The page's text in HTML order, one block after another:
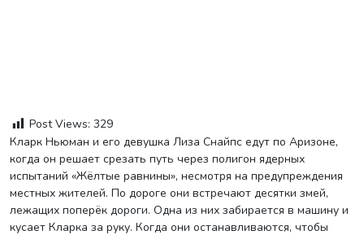
Post Views: 329
Кларк Ньюман и его девушка Лиза Снайпс едут по Аризоне,
когда он решает срезать путь через полигон ядерных
испытаний «Жёлтые равнины», несмотря на предупреждения
местных жителей. По дороге они встречают десятки змей,
лежащих поперёк дороги. Одна из них забирается в машину и
кусает Кларка за руку. Когда они останавливаются, чтобы